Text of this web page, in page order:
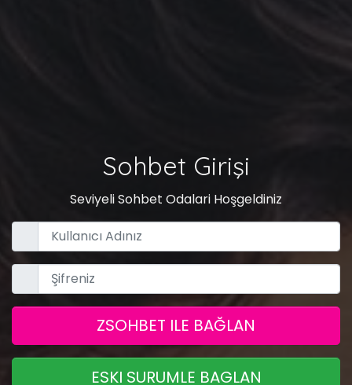
Sohbet Girişi
Seviyeli Sohbet Odalari Hoşgeldiniz
ZSOHBET ILE BAĞLAN
ESKI SURUMLE BAGLAN